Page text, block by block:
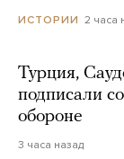
ИСТОРИИ 2 часа
Турция,
подписали
обороне
3 часа назад